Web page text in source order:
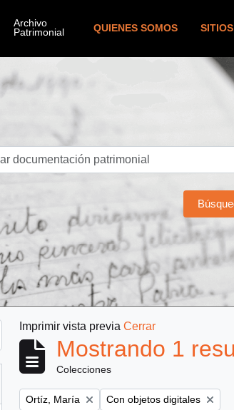
QUIENES SOMOS
Imprimir vista previa Cerrar
Mostrando 1
Colecciones
Remove filter:
Ortíz, María Remove filter:
Con objetos digitales